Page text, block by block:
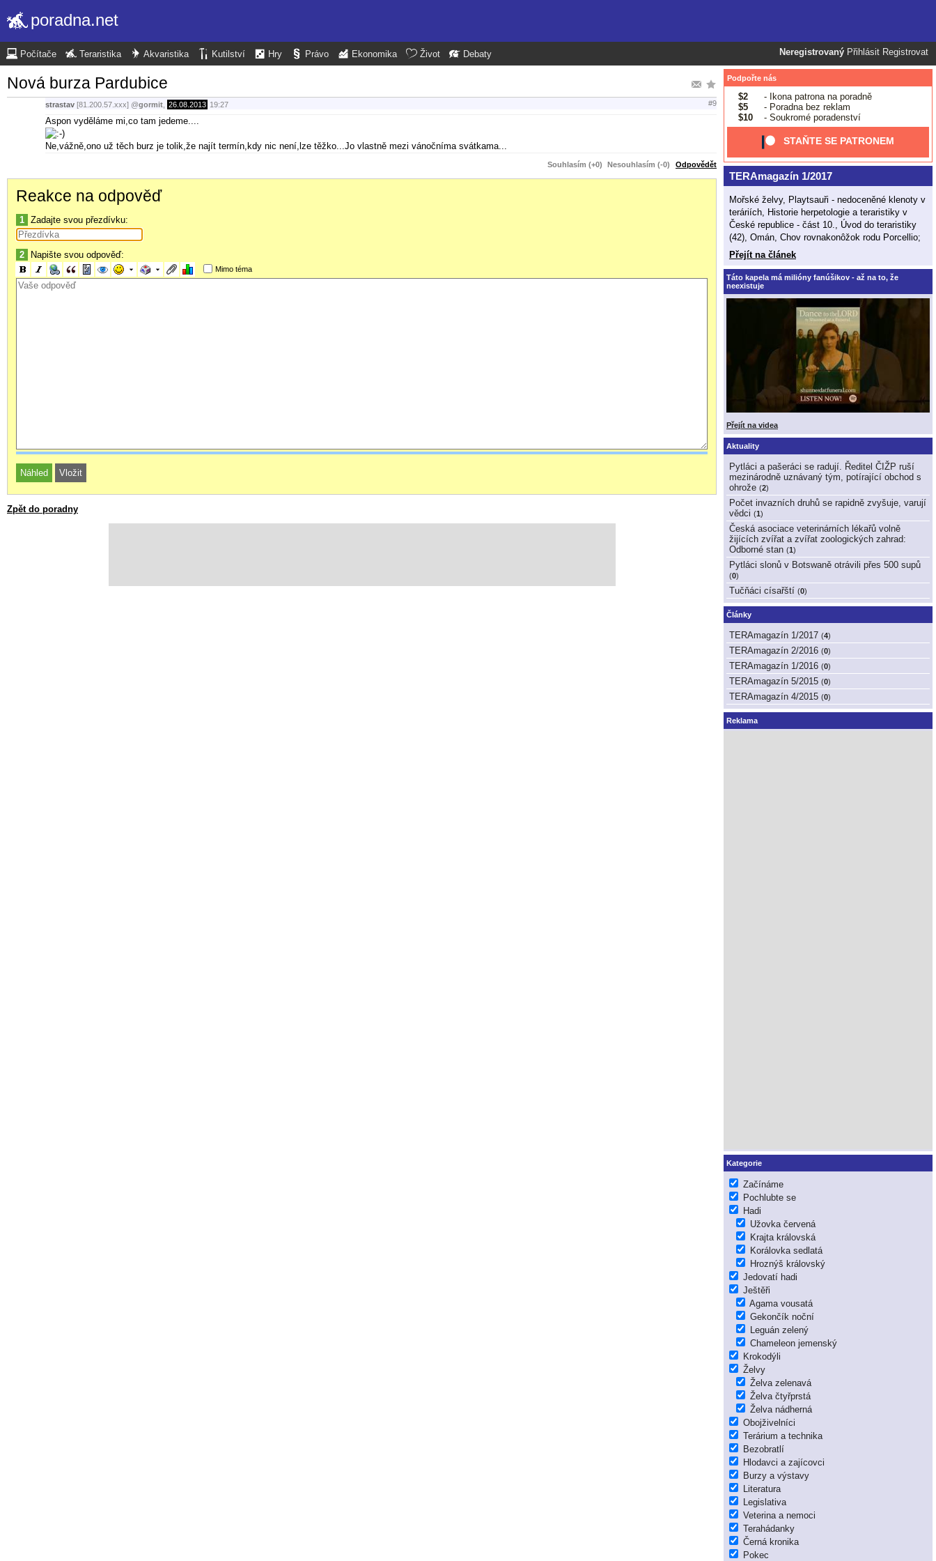
poradna.net
Neregistrovaný Přihlásit Registrovat
Počítače Teraristika Akvaristika Kutilství Hry Právo Ekonomika Život Debaty
Nová burza Pardubice
strastav [81.200.57.xxx] @gormit 26.08.2013 19:27 #9
Aspon vyděláme mi,co tam jedeme....
Ne,vážně,ono už těch burz je tolik,že najít termín,kdy nic není,lze těžko...Jo vlastně mezi vánočníma svátkama...
Souhlasím (+0) Nesouhlasím (-0) Odpovědět
Reakce na odpověď
1 Zadajte svou přezdívku:
2 Napište svou odpověď:
Mimo téma
Zpět do poradny
Podpořte nás
$2
- Ikona patrona na poradně
$5
- Poradna bez reklam
$10
- Soukromé poradenství
STAŇTE SE PATRONEM
TERAmagazín 1/2017
Mořské želvy, Playtsauři - nedoceněné klenoty v
teráriích, Historie herpetologie a teraristiky v
České republice - část 10., Úvod do teraristiky
(42), Omán, Chov rovnakonôžok rodu Porcellio;
Přejít na článek
Táto kapela má milióny fanúšikov - až na to, že
neexistuje
Přejít na videa
Aktuality
Pytláci a pašeráci se radují. Ředitel ČIŽP ruší
mezinárodně uznávaný tým, potírající obchod s
ohrože (2)
Počet invazních druhů se rapidně zvyšuje, varují
vědci (1)
Česká asociace veterinárních lékařů volně
žijících zvířat a zvířat zoologických zahrad:
Odborné stan (1)
Pytláci slonů v Botswaně otrávili přes 500 supů
(0)
Tučňáci císařští (0)
Články
TERAmagazín 1/2017 (4)
TERAmagazín 2/2016 (0)
TERAmagazín 1/2016 (0)
TERAmagazín 5/2015 (0)
TERAmagazín 4/2015 (0)
Reklama
Kategorie
Začínáme
Pochlubte se
Hadi
Užovka červená
Krajta královská
Korálovka sedlatá
Hroznýš královský
Jedovatí hadi
Ještěři
Agama vousatá
Gekončík noční
Leguán zelený
Chameleon jemenský
Krokodýli
Želvy
Želva zelenavá
Želva čtyřprstá
Želva nádherná
Obojživelníci
Terárium a technika
Bezobratlí
Hlodavci a zajícovci
Burzy a výstavy
Literatura
Legislativa
Veterina a nemoci
Terahádanky
Černá kronika
Pokec